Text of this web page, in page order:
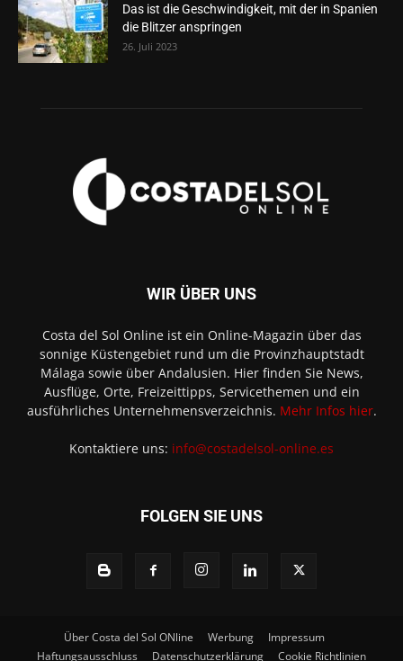
Das ist die Geschwindigkeit, mit der in Spanien
die Blitzer anspringen
26. Juli 2023
WIR ÜBER UNS
Costa del Sol Online ist ein Online-Magazin über das
sonnige Küstengebiet rund um die Provinzhauptstadt
Málaga sowie über Andalusien. Hier finden Sie News,
Ausflüge, Orte, Freizeittipps, Servicethemen und ein
ausführliches Unternehmensverzeichnis. Mehr Infos hier.
Kontaktiere uns: info@costadelsol-online.es
FOLGEN SIE UNS
Über Costa del Sol ONline Werbung
Impressum
Haftungsausschluss
Datenschutzerklärung Cookie Richtlinien